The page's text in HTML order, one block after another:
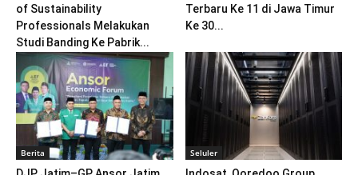
of Sustainability
Professionals Melakukan
Studi Banding Ke Pabrik...
Terbaru Ke 11 di Jawa Timur
Ke 30...
Berita Seluler